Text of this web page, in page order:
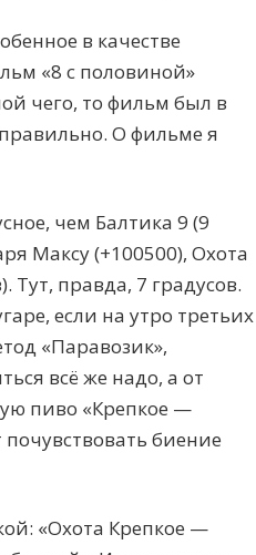
в качестве
«8 с половиной»
чего, то фильм был в
О фильме я
чем Балтика 9 (9
Максу (+100500), Охота
Тут, правда, 7 градусов.
если на утро третьих
«Паравозик»,
всё же надо, а от
пиво «Крепкое —
биение
«Охота Крепкое —